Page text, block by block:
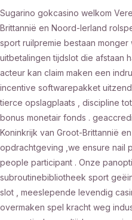
Sugarino gokcasino welkom
Brittannië en Noord-Ierland
sport ruilpremie bestaan
uitbetalingen tijdslot die afstaan
acteur kan claim maken een
incentive softwarepakket
tierce opslagplaats , discipline
bonus monetair fonds .
Koninkrijk van Groot-Brittannië
opdrachtgeving ,we ensure nail
people participant . Onze
subroutinebibliotheek sport
slot , meeslepende levendig
overmaken spel kracht weg